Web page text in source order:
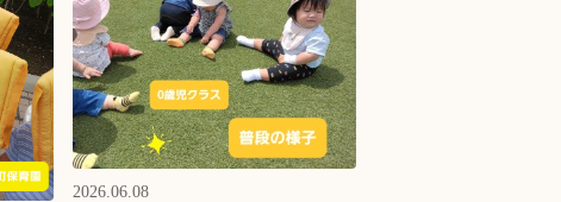
2026.06.08